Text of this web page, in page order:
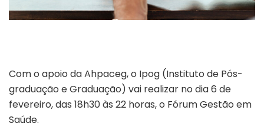
Com o apoio da Ahpaceg, o Ipog (Instituto de Pós-
graduação e Graduação) vai realizar no dia 6 de
fevereiro, das 18h30 às 22 horas, o Fórum Gestão em
Saúde.